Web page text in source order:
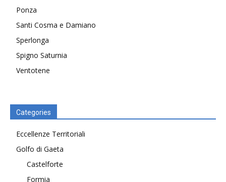
Ponza
Santi Cosma e Damiano
Sperlonga
Spigno Saturnia
Ventotene
Categories
Eccellenze Territoriali
Golfo di Gaeta
Castelforte
Formia